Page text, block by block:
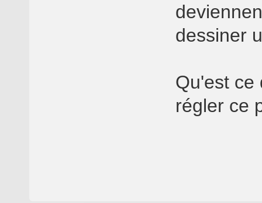
dessiner
Qu'est ce
régler ce